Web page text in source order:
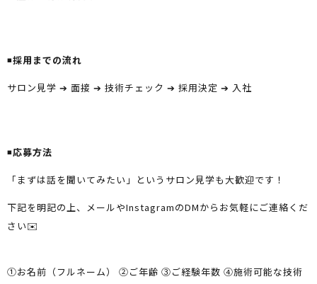
◾️採用までの流れ
サロン見学 ➔ 面接 ➔ 技術チェック ➔ 採用決定 ➔ 入社
◾️応募方法
「まずは話を聞いてみたい」というサロン見学も大歓迎です！
下記を明記の上、メールやInstagramのDMからお気軽にご連絡くだ
さい✉️
①お名前（フルネーム） ②ご年齢 ③ご経験年数 ④施術可能な技術